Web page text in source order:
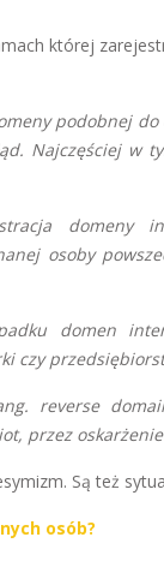
której
podobnej
Najczęściej
domeny
osoby
domen
czy
reverse
przez
Są też
osób?